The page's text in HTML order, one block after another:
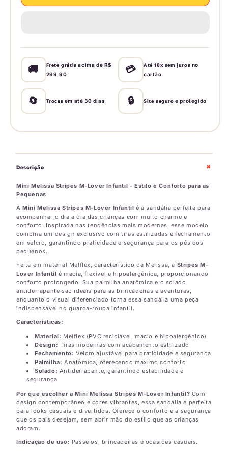
Lover
Infantil
Lover
🚚 Frete grátis acima de R$
299,90
💳 Até 10x sem juros no
cartão
🔄 Trocas em até 30 dias 🔒 Site seguro e protegido
Descrição +
Mini Melissa Stripes M-Lover Infantil - Estilo e Conforto para as
Pequenas
AMini Melissa Stripes M-Lover Infantil é a sandália perfeita para
acompanhar o dia a dia das crianças com muito charme e
conforto. Inspirada nas tendências mais modernas, esse modelo
combina um design exclusivo com tiras estilizadas e fechamento
em velcro, garantindo praticidade e segurança para os pés dos
pequenos.
Feita em material Melflex, característico da Melissa, a Stripes M-
Lover Infantil é macia, flexível e hipoalergênica, proporcionando
conforto prolongado. Sua palmilha anatômica e o solado
antiderrapante são ideais para as brincadeiras e aventuras,
enquanto o visual diferenciado torna essa sandália uma peça
indispensável no guarda-roupa infantil.
Características:
Material: Melflex (PVC reciclável, macio e hipoalergênico)
Design: Tiras modernas com acabamento estilizado
Fechamento: Velcro ajustável para praticidade e segurança
Palmilha: Anatômica, oferecendo máximo conforto
Solado: Antiderrapante, garantindo estabilidade e
segurança
Por que escolher a Mini Melissa Stripes M-Lover Infantil? Com
design contemporâneo e cores vibrantes, essa sandália é perfeita
para looks casuais e divertidos. Oferece o conforto e a segurança
que os pais desejam, sem abrir mão do estilo que as crianças
adoram.
Indicação de uso: Passeios, brincadeiras e ocasiões casuais.